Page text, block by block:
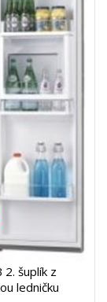
šuplík z
ledničku